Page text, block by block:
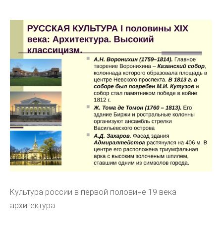
Культура россии в первой половине 19 века
архитектура